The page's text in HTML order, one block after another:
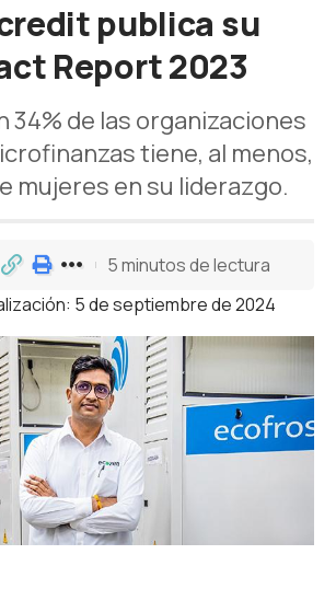
publica su
Report 2023
34% de las organizaciones
tiene, al menos,
mujeres en su liderazgo.
5 de septiembre de 2024
5 minutos de lectura